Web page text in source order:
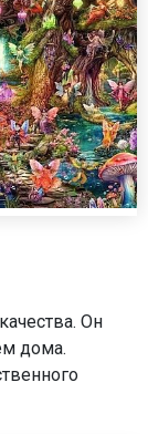
Он
дома.